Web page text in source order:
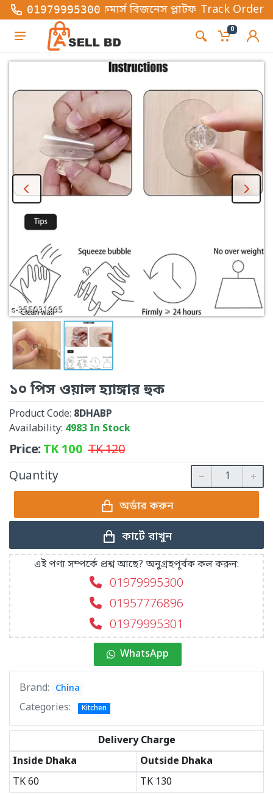
01979995300
ই-কমার্স বিজনেস প্লাটফর্ম , এখানে সব ধরনের
Track Order
0
১০ পিস ওয়াল হ্যাঙ্গার হুক
Product Code: 8DHABP
Availability: 4983 In Stock
Price:TK100 TK120
Quantity
অর্ডার করুন
কার্টে রাখুন
এই পণ্য সম্পর্কে প্রশ্ন আছে? অনুগ্রহপূর্বক কল করুন:
01979995300
01957776896
01979995301
WhatsApp
Brand: China
Categories: Kitchen
Delivery Charge
Inside Dhaka
Outside Dhaka
TK60 TK 130